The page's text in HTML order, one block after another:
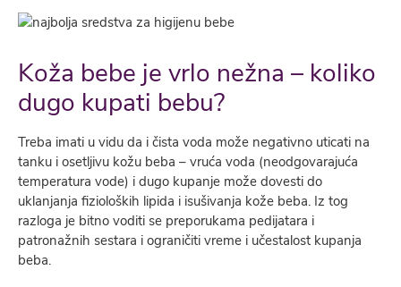
Koža bebe je vrlo nežna – koliko
dugo kupati bebu?
Treba imati u vidu da i čista voda može negativno uticati na
tanku i osetljivu kožu beba – vruća voda (neodgovarajuća
temperatura vode) i dugo kupanje može dovesti do
uklanjanja fizioloških lipida i isušivanja kože beba. Iz tog
razloga je bitno voditi se preporukama pedijatara i
patronažnih sestara i ograničiti vreme i učestalost kupanja
beba.